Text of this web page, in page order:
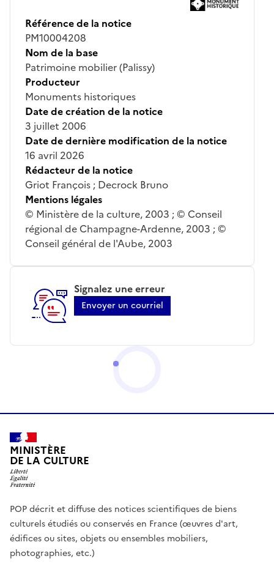
Référence de la notice
PM10004208
Nom de la base
Patrimoine mobilier (Palissy)
Producteur
Monuments historiques
Date de création de la notice
3 juillet 2006
Date de dernière modification de la notice
16 avril 2026
Rédacteur de la notice
Griot François ; Decrock Bruno
Mentions légales
© Ministère de la culture, 2003 ; © Conseil
régional de Champagne-Ardenne, 2003 ; ©
Conseil général de l'Aube, 2003
Signalez une erreur
Envoyer un courriel
MINISTÈRE
DE LA CULTURE
POP décrit et diffuse des notices scientifiques de biens
culturels étudiés ou conservés en France (œuvres d'art,
édifices ou sites, objets ou ensembles mobiliers,
photographies, etc.)